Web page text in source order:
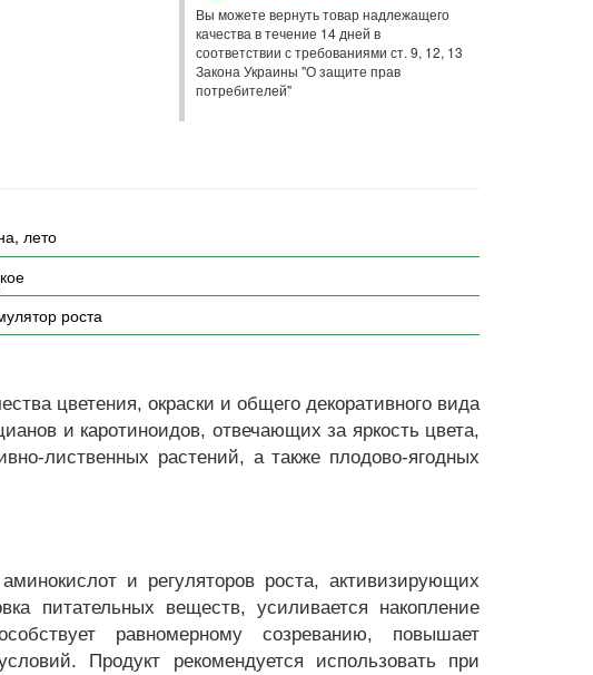
Вы можете вернуть товар надлежащего
качества в течение 14 дней в
соответствии с требованиями ст. 9, 12, 13
Закона Украины "О защите прав
потребителей"
лето
роста
цветения, окраски и общего декоративного вида
и каротиноидов, отвечающих за яркость цвета,
лиственных растений, а также плодово-ягодных
и регуляторов роста, активизирующих
питательных веществ, усиливается накопление
равномерному созреванию, повышает
Продукт рекомендуется использовать при